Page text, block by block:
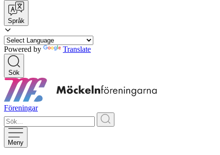
Språk
Powered by Translate
Sök
Föreningar
Meny